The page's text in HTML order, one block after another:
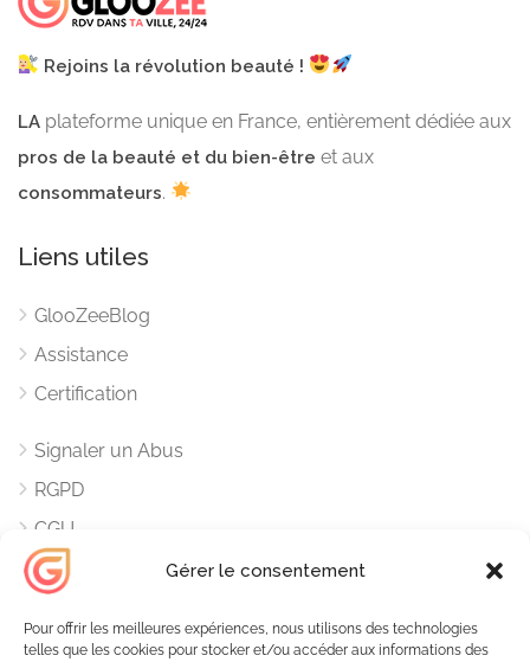
Gérer le consentement
Pour offrir les meilleures expériences, nous utilisons des technologies
telles que les cookies pour stocker et/ou accéder aux informations des
Rejoins la révolution beauté !
LA plateforme unique en France, entièrement dédiée aux
pros de la beauté et du bien-être et aux
consommateurs.
Liens utiles
GlooZeeBlog
Assistance
Certification
Signaler un Abus
RGPD
CGU
Mentions Légales
Contacts